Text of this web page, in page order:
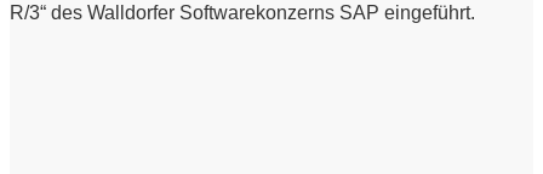
R/3“ des Walldorfer Softwarekonzerns SAP eingeführt.